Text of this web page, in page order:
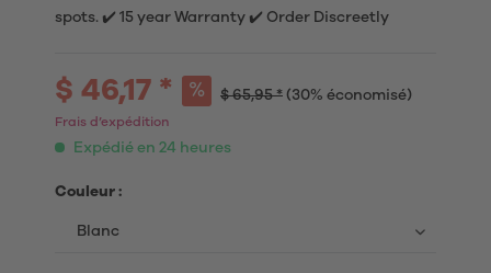
spots. ✔️ 15 year Warranty ✔️ Order Discreetly
$ 46,17 * $ 65,95 * (30% économisé)
Frais d’expédition
Expédié en 24 heures
Couleur :